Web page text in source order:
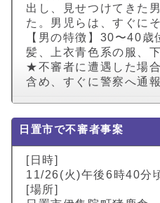
出し、見せつけてきた
た。男児らは、すぐに
【男の特徴】30〜40歳
髪、上衣青色系の服、
★不審者に遭遇した場
含め、すぐに警察へ通
日置市で不審者事案
[日時]
11/26(火)午後6時40分
[場所]